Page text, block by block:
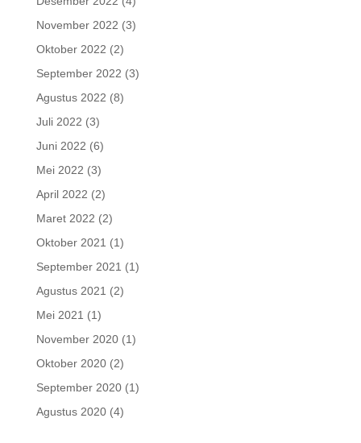
November 2022 (3)
Oktober 2022 (2)
September 2022 (3)
Agustus 2022 (8)
Juli 2022 (3)
Juni 2022 (6)
Mei 2022 (3)
April 2022 (2)
Maret 2022 (2)
Oktober 2021 (1)
September 2021 (1)
Agustus 2021 (2)
Mei 2021 (1)
November 2020(1)
Oktober 2020(2)
September 2020(1)
Agustus 2020(4)